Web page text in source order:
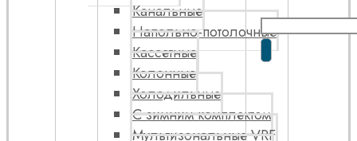
Канальные
Напольно-потолочные
Кассетные
Колонные
Холодильные
С зимним комплектом
Мультизональные VRF